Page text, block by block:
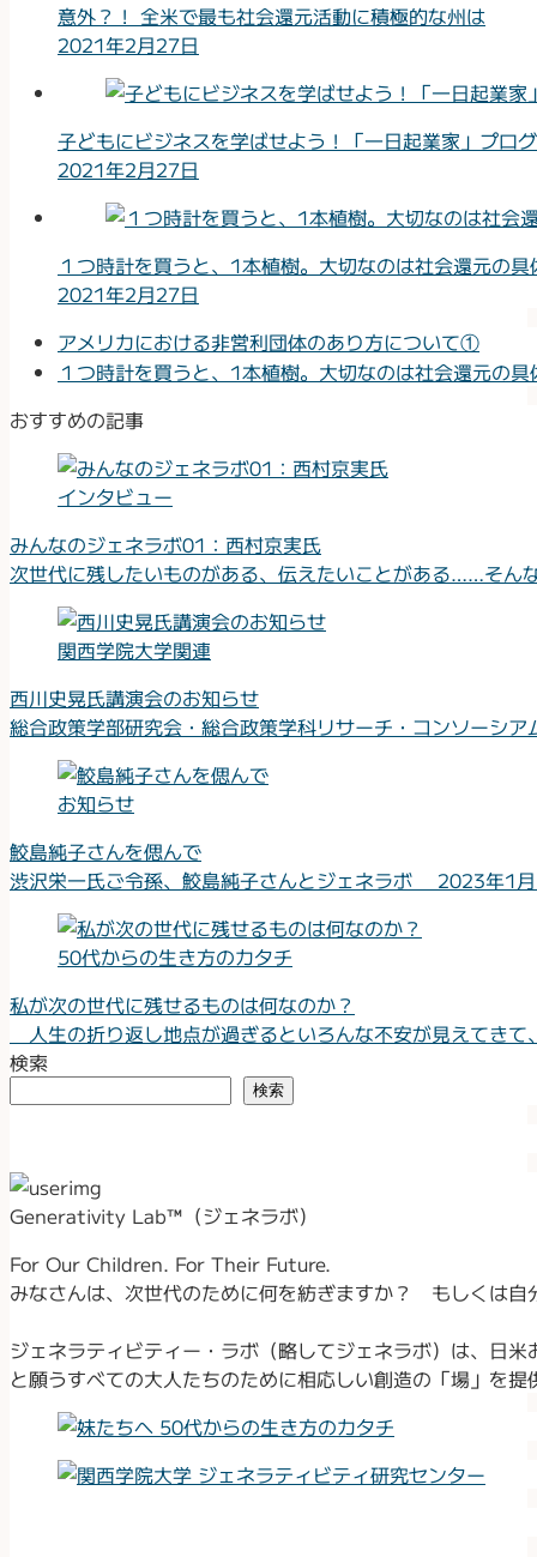
意外？！ 全米で最も社会還元活動に積極的な州は
2021年2月27日
子どもにビジネスを学ばせよう！「一日起業家」プロ
2021年2月27日
１つ時計を買うと、1本植樹。大切なのは社会還元の具
2021年2月27日
アメリカにおける非営利団体のあり方について①
１つ時計を買うと、1本植樹。大切なのは社会還元の具
おすすめの記事
インタビュー
みんなのジェネラボ01：西村京実氏
次世代に残したいものがある、伝えたいことがある……そん
関西学院大学関連
西川史晃氏講演会のお知らせ
総合政策学部研究会・総合政策学科リサーチ・コンソーシ
お知らせ
鮫島純子さんを偲んで
渋沢栄一氏ご令孫、鮫島純子さんとジェネラボ 2023年1
50代からの生き方のカタチ
私が次の世代に残せるものは何なのか？
人生の折り返し地点が過ぎるといろんな不安が見えてき
検索
検索
Generativity Lab™（ジェネラボ）
For Our Children. For Their Future.
みなさんは、次世代のために何を紡ぎますか？ もしくは
ジェネラティビティー・ラボ（略してジェネラボ）は、日
と願うすべての大人たちのために相応しい創造の「場」を提